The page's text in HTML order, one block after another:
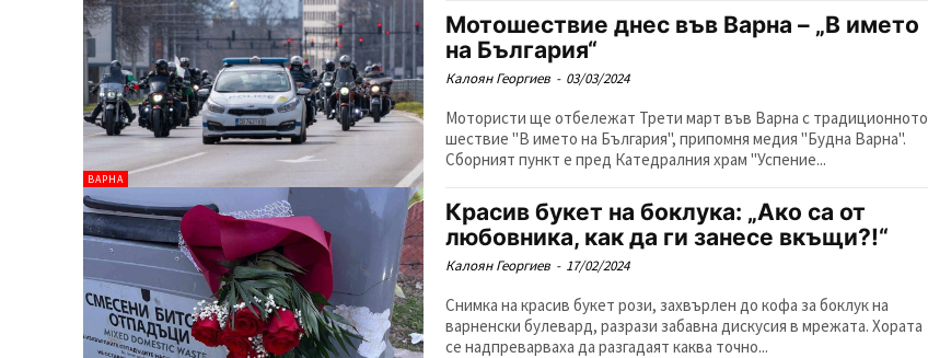
ВАРНА
Мотошествие днес във Варна – „В името
на България“
Калоян Георгиев - 03/03/2024
Мотористи ще отбележат Трети март във Варна с традиционното
шествие "В името на България", припомня медия "Будна Варна".
Сборният пункт е пред Катедралния храм "Успение...
Красив букет на боклука: „Ако са от
любовника, как да ги занесе вкъщи?!“
Калоян Георгиев - 17/02/2024
Снимка на красив букет рози, захвърлен до кофа за боклук на
варненски булевард, разрази забавна дискусия в мрежата. Хората
се надпреварваха да разгадаят каква точно...